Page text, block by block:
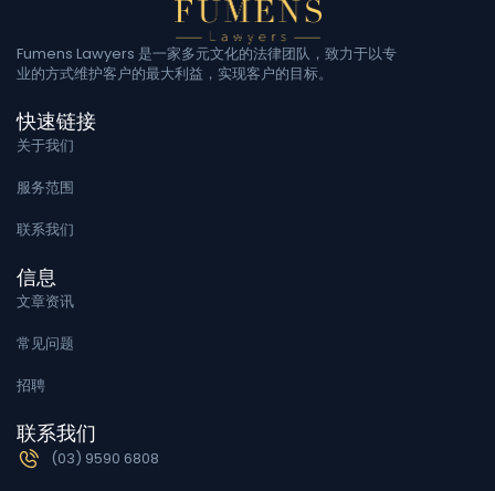
Fumens Lawyers 是一家多元文化的法律团队，致力于以专
业的方式维护客户的最大利益，实现客户的目标。
快速链接
关于我们
服务范围
联系我们
信息
文章资讯
常见问题
招聘
联系我们
(03) 9590 6808